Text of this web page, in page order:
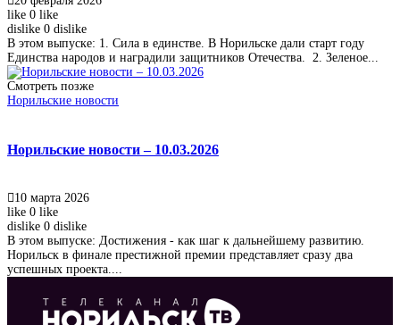
like 0 like
dislike 0 dislike
В этом выпуске: 1. Сила в единстве. В Норильске дали старт году
Единства народов и наградили защитников Отечества. 2. Зеленое...
Смотреть позже
Норильские новости
Норильские новости – 10.03.2026
10 марта 2026
like 0 like
dislike 0 dislike
В этом выпуске: Достижения - как шаг к дальнейшему развитию.
Норильск в финале престижной премии представляет сразу два
успешных проекта....